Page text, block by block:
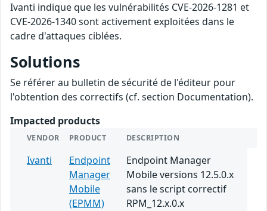
Ivanti indique que les vulnérabilités CVE-2026-1281 et
CVE-2026-1340 sont activement exploitées dans le
cadre d'attaques ciblées.
Solutions
Se référer au bulletin de sécurité de l'éditeur pour
l'obtention des correctifs (cf. section Documentation).
Impacted products
VENDOR PRODUCT DESCRIPTION
Ivanti
Endpoint
Manager
Mobile
(EPMM)
Endpoint Manager
Mobile versions 12.5.0.x
sans le script correctif
RPM_12.x.0.x